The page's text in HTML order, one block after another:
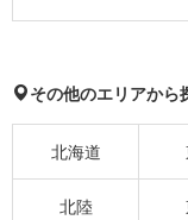
その他のエリアから
北海道
北陸